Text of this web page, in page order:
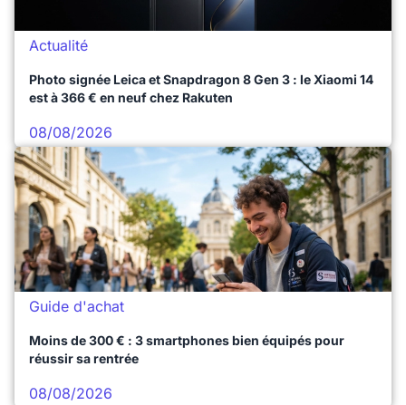
Actualité
Photo signée Leica et Snapdragon 8 Gen 3 : le Xiaomi 14
est à 366 € en neuf chez Rakuten
08/08/2026
Guide d'achat
Moins de 300 € : 3 smartphones bien équipés pour
réussir sa rentrée
08/08/2026